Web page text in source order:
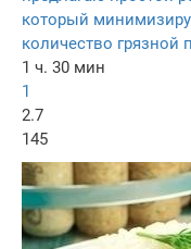
который
количество грязной
1 ч. 30 мин
1
2.7
145